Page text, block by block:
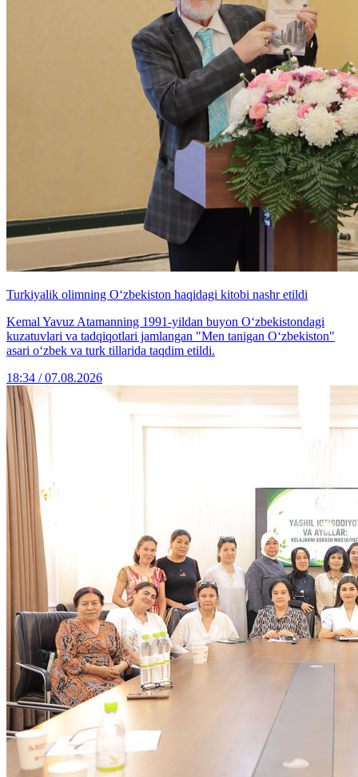
Turkiyalik olimning O‘zbekiston haqidagi kitobi nashr etildi
Kemal Yavuz Atamanning 1991-yildan buyon O‘zbekistondagi
kuzatuvlari va tadqiqotlari jamlangan "Men tanigan O‘zbekiston"
asari o‘zbek va turk tillarida taqdim etildi.
18:34 / 07.08.2026